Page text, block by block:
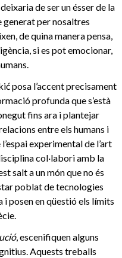
de ser un ésser de la
generat per nosaltres
de quina manera pensa,
si es pot emocionar,
posa l’accent precisament
profunda que s’està
fins ara i plantejar
entre els humans i
experimental de l’art
col·labori amb la
salt a un món que no és
poblat de tecnologies
i posen en qüestió els límits
, escenifiquen alguns
Aquests treballs